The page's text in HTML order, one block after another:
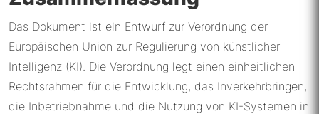
Das Dokument ist ein Entwurf zur Verordnung der
Europäischen Union zur Regulierung von künstlicher
Intelligenz (KI). Die Verordnung legt einen einheitlichen
Rechtsrahmen für die Entwicklung, das Inverkehrbringen,
die Inbetriebnahme und die Nutzung von KI-Systemen in